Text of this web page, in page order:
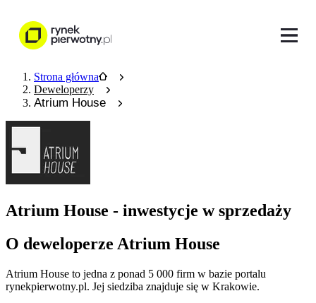
Strona główna
Deweloperzy
Atrium House
Atrium House - inwestycje w sprzedaży
O deweloperze Atrium House
Atrium House to jedna z ponad 5 000 firm w bazie portalu
rynekpierwotny.pl. Jej siedziba znajduje się w Krakowie.